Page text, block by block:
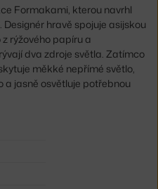
Formakami, kterou navrhl
hravě spojuje asijskou
rýžového papíru a
dva zdroje světla. Zatímco
měkké nepřímé světlo,
a jasně osvětluje potřebnou